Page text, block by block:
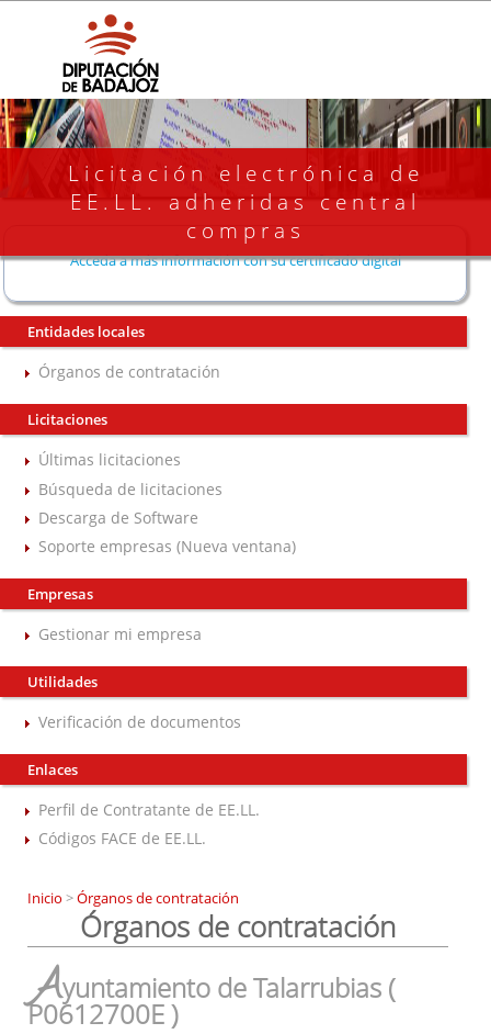
Licitación electrónica de
EE.LL. adheridas central
compras
Acceda a más información con su certificado digital
Entidades locales
Órganos de contratación
Licitaciones
Últimas licitaciones
Búsqueda de licitaciones
Descarga de Software
Soporte empresas (Nueva ventana)
Empresas
Gestionar mi empresa
Utilidades
Verificación de documentos
Enlaces
Perfil de Contratante de EE.LL.
Códigos FACE de EE.LL.
Inicio >Órganos de contratación
Órganos de contratación
Ayuntamiento de Talarrubias (
P0612700E )